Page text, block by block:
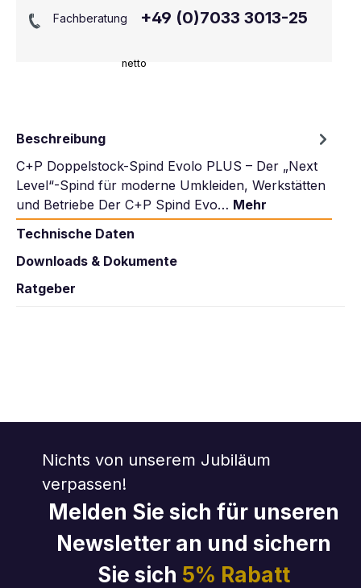
netto
Fachberatung +49 (0)7033 3013-25
Beschreibung
C+P Doppelstock-Spind Evolo PLUS – Der „Next
Level“-Spind für moderne Umkleiden, Werkstätten
und Betriebe Der C+P Spind Evo… Mehr
Technische Daten
Downloads & Dokumente
Ratgeber
Nichts von unserem Jubiläum
verpassen!
Melden Sie sich für unseren
Newsletter an und sichern
Sie sich 5% Rabatt